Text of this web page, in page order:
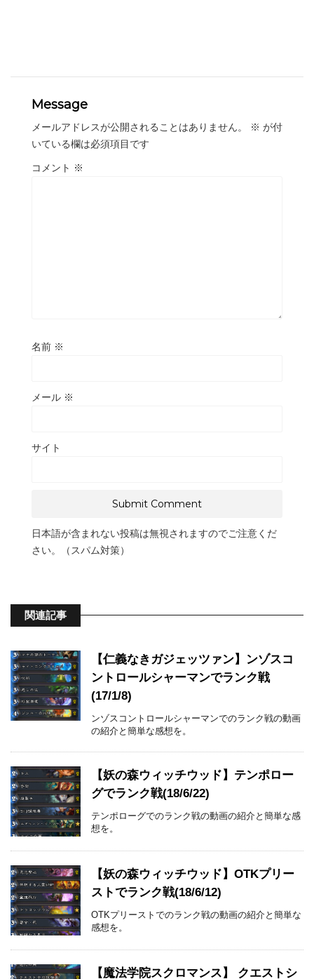
Message
メールアドレスが公開されることはありません。 ※ が付
いている欄は必須項目です
コメント ※
名前 ※
メール ※
サイト
日本語が含まれない投稿は無視されますのでご注意くだ
さい。（スパム対策）
関連記事
【仁義なきガジェッツァン】ンゾスコ
ントロールシャーマンでランク戦
(17/1/8)
ンゾスコントロールシャーマンでのランク戦の動画
の紹介と簡単な感想を。
【妖の森ウィッチウッド】テンポロー
グでランク戦(18/6/22)
テンポローグでのランク戦の動画の紹介と簡単な感
想を。
【妖の森ウィッチウッド】OTKプリー
ストでランク戦(18/6/12)
OTKプリーストでのランク戦の動画の紹介と簡単な
感想を。
【魔法学院スクロマンス】 クエストシ